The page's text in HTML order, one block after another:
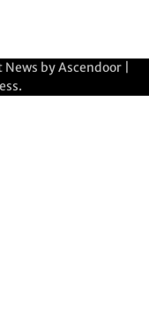
News byAscendoor
.